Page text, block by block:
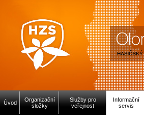
Úvod
Organizační
složky
Služby pro
veřejnost
Informační
servis